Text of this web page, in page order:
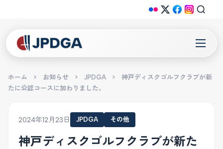
ホーム > お知らせ > JPDGA >
神戸ディスクゴルフクラブが新
たに公認コースに加わりました。
2024年12月23日 JPDGA その他
神戸ディスクゴルフクラブが新た